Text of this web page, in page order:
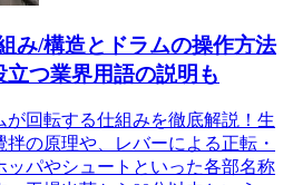
み/構造とドラムの操作方法
つ業界用語の説明も
が回転する仕組みを徹底解説！生
拌の原理や、レバーによる正転・
ッパやシュートといった各部名称